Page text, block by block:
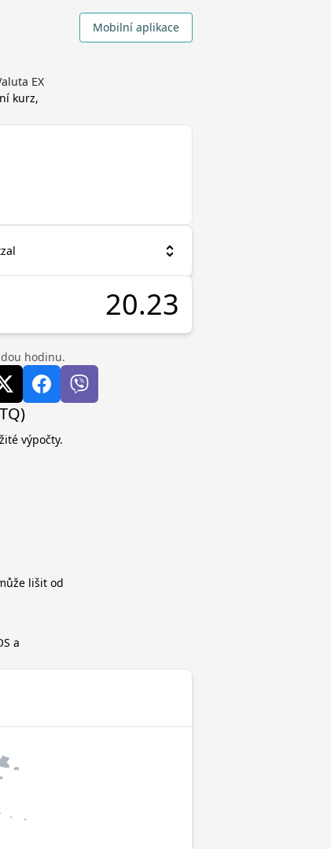
Mobilní aplikace
EX
kurz,
hodinu.
výpočty.
lišit od
a